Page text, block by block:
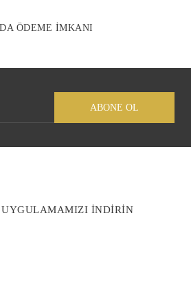
ÖDEME İMKANI
ABONE OL
İNDİRİN